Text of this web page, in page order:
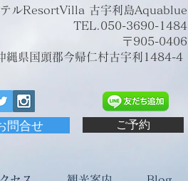
ルResortVilla 古宇利島Aquablue
TEL.050-3690-1484
〒905-0406
縄県国頭郡今帰仁村古宇利1484-4
問合せ ご予約